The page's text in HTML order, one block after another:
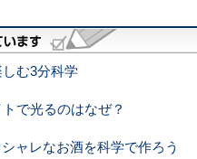
む3分科学
で光るのはなぜ？
ャレなお酒を科学で作ろう